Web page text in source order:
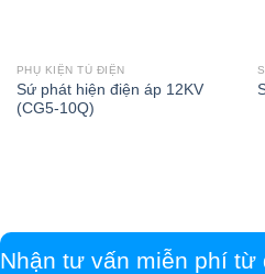
PHỤ KIỆN TỦ ĐIỆN
Sứ phát hiện điện áp 12KV
(CG5-10Q)
Nhận tư vấn miễn phí